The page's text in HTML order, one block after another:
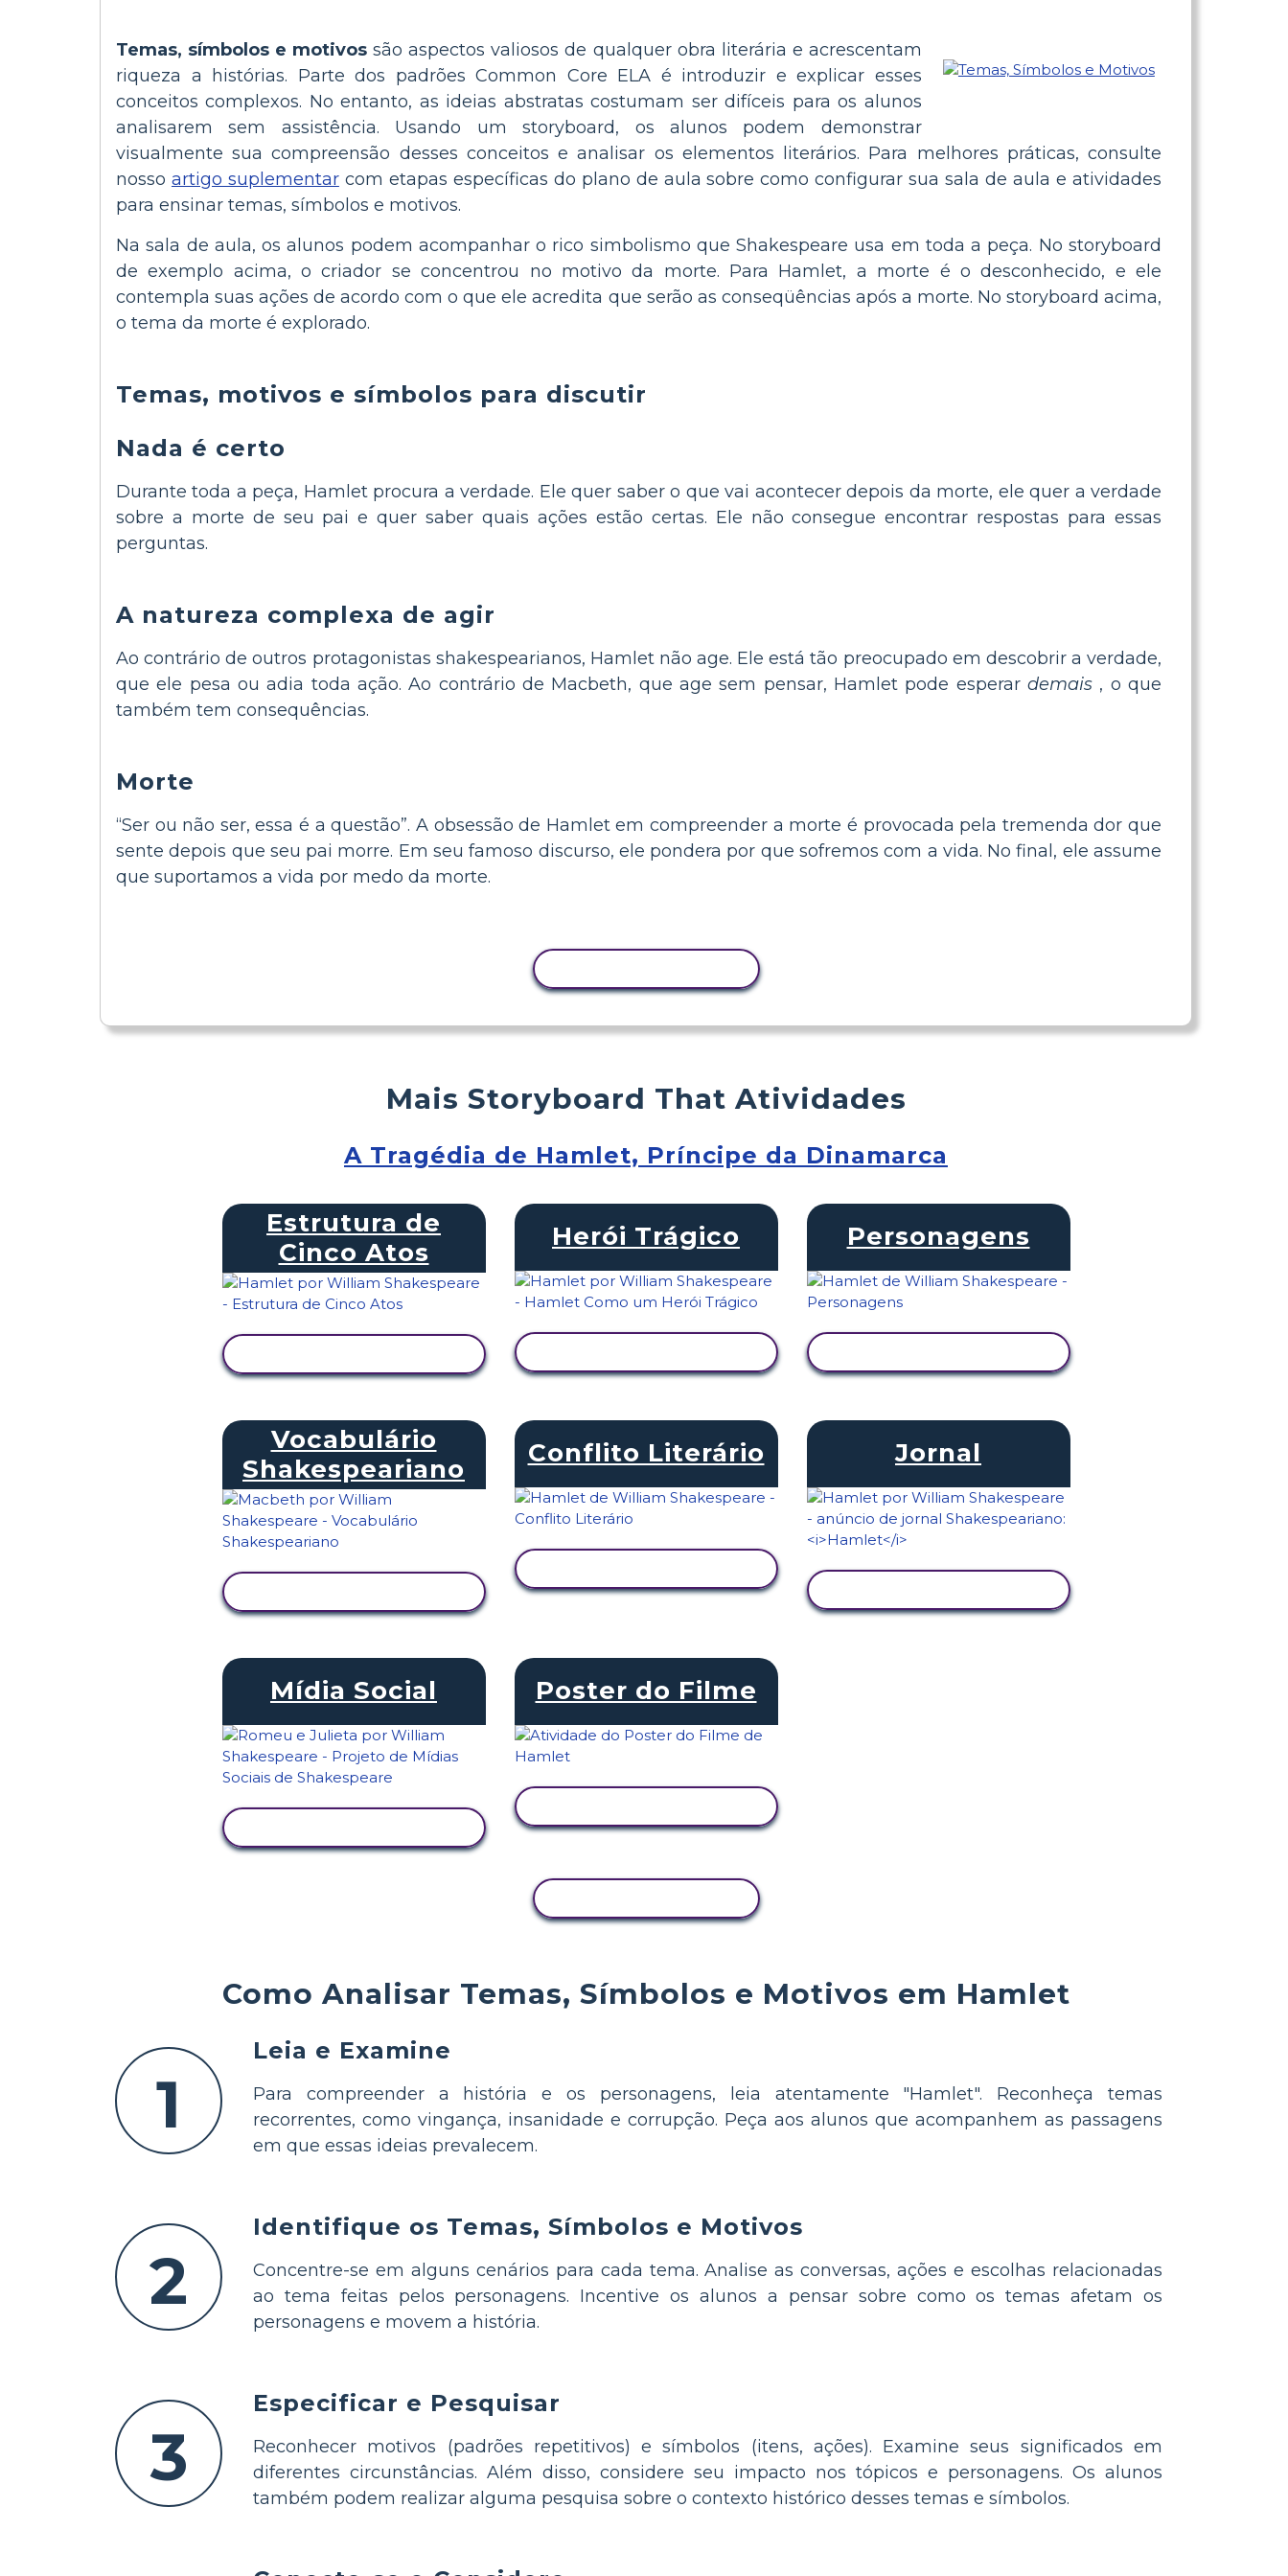
Temas, símbolos e motivos são aspectos valiosos de qualquer obra literária e acrescentam
riqueza a histórias. Parte dos padrões Common Core ELA é introduzir e explicar esses
conceitos complexos. No entanto, as ideias abstratas costumam ser difíceis para os alunos
analisarem sem assistência. Usando um storyboard, os alunos podem demonstrar
visualmente sua compreensão desses conceitos e analisar os elementos literários. Para melhores práticas, consulte
nosso artigo suplementarcom etapas específicas do plano de aula sobre como configurar sua sala de aula e atividades
para ensinar temas, símbolos e motivos.
Na sala de aula, os alunos podem acompanhar o rico simbolismo que Shakespeare usa em toda a peça. No storyboard
de exemplo acima, o criador se concentrou no motivo da morte. Para Hamlet, a morte é o desconhecido, e ele
contempla suas ações de acordo com o que ele acredita que serão as conseqüências após a morte. No storyboard acima,
o tema da morte é explorado.
Temas, motivos e símbolos para discutir
Nada é certo
Durante toda a peça, Hamlet procura a verdade. Ele quer saber o que vai acontecer depois da morte, ele quer a verdade
sobre a morte de seu pai e quer saber quais ações estão certas. Ele não consegue encontrar respostas para essas
perguntas.
A natureza complexa de agir
Ao contrário de outros protagonistas shakespearianos, Hamlet não age. Ele está tão preocupado em descobrir a verdade,
que ele pesa ou adia toda ação. Ao contrário de Macbeth, que age sem pensar, Hamlet pode esperar demais , o que
também tem consequências.
Morte
“Ser ou não ser, essa é a questão”. A obsessão de Hamlet em compreender a morte é provocada pela tremenda dor que
sente depois que seu pai morre. Em seu famoso discurso, ele pondera por que sofremos com a vida. No final, ele assume
que suportamos a vida por medo da morte.
Como Analisar Temas, Símbolos e Motivos em Hamlet
1
Leia e Examine
Para compreender a história e os personagens, leia atentamente "Hamlet". Reconheça temas
recorrentes, como vingança, insanidade e corrupção. Peça aos alunos que acompanhem as passagens
em que essas ideias prevalecem.
2
Identifique os Temas, Símbolos e Motivos
Concentre-se em alguns cenários para cada tema. Analise as conversas, ações e escolhas relacionadas
ao tema feitas pelos personagens. Incentive os alunos a pensar sobre como os temas afetam os
personagens e movem a história.
3
Especificar e Pesquisar
Reconhecer motivos (padrões repetitivos) e símbolos (itens, ações). Examine seus significados em
diferentes circunstâncias. Além disso, considere seu impacto nos tópicos e personagens. Os alunos
também podem realizar alguma pesquisa sobre o contexto histórico desses temas e símbolos.
Mais Storyboard That Atividades
A Tragédia de Hamlet, Príncipe da Dinamarca
Estrutura de
Cinco Atos
Herói Trágico Personagens
Vocabulário
Shakespeariano
Conflito Literário Jornal
Mídia Social Poster do Filme